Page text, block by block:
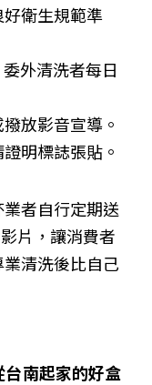
衛生規範準
外清洗者每日
放影音宣導。
明標誌張貼。
者自行定期送
片，讓消費者
清洗後比自己
台南起家的好盒